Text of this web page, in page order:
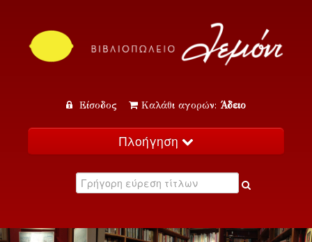
Είσοδος Καλάθι αγορών: Άδειο
Πλοήγηση
Κατάλογος